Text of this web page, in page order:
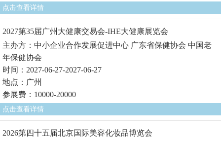
点击查看详情
2027第35届广州大健康交易会-IHE大健康展览会
主办方：中小企业合作发展促进中心 广东省保健协会 中国老
年保健协会
时间：2027-06-27-2027-06-27
地点：广州
参展费：10000-20000
点击查看详情
2026第四十五届北京国际美容化妆品博览会